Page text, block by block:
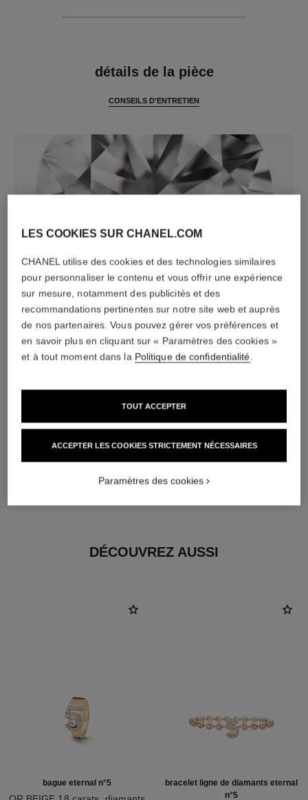
détails de la pièce
CONSEILS D'ENTRETIEN
24 diamants taille brillant totalisant 0,38 carat
Caractéristiques variables**
DÉCOUVREZ AUSSI
bague eternal n°5
bracelet ligne de diamants eternal
n°5
LES COOKIES SUR CHANEL.COM
CHANEL utilise des cookies et des technologies similaires
pour personnaliser le contenu et vous offrir une expérience
sur mesure, notamment des publicités et des
recommandations pertinentes sur notre site web et auprès
de nos partenaires. Vous pouvez gérer vos préférences et
en savoir plus en cliquant sur « Paramètres des cookies »
et à tout moment dans la Politique de confidentialité.
ACCEPTER LES COOKIES STRICTEMENT NÉCESSAIRES
TOUT ACCEPTER
Paramètres des cookies